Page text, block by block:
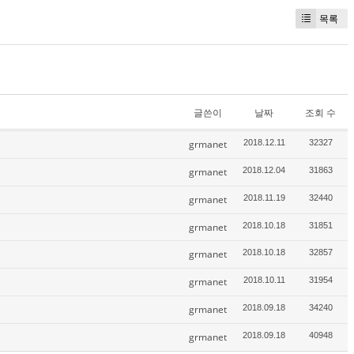
목록
글쓴이 날짜 조회 수
grmanet 2018.12.11 32327
grmanet 2018.12.04 31863
grmanet 2018.11.19 32440
grmanet 2018.10.18 31851
grmanet 2018.10.18 32857
grmanet 2018.10.11 31954
grmanet 2018.09.18 34240
grmanet 2018.09.18 40948